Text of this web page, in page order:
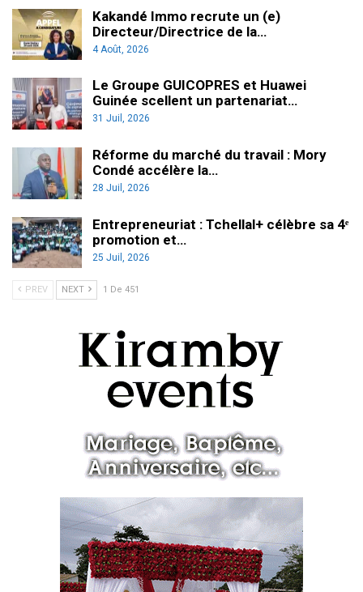
Kakandé Immo recrute un (e)
Directeur/Directrice de la…
4 Août, 2026
Le Groupe GUICOPRES et Huawei
Guinée scellent un partenariat…
31 Juil, 2026
Réforme du marché du travail : Mory
Condé accélère la…
28 Juil, 2026
Entrepreneuriat : Tchellal+ célèbre sa 4ᵉ
promotion et…
25 Juil, 2026
PREV NEXT 1 De 451